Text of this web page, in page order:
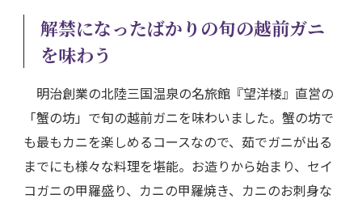
解禁になったばかりの旬の越前ガニ
を味わう
明治創業の北陸三国温泉の名旅館『望洋楼』直営の
「蟹の坊」で旬の越前ガニを味わいました。蟹の坊で
も最もカニを楽しめるコースなので、茹でガニが出る
までにも様々な料理を堪能。お造りから始まり、セイ
コガニの甲羅盛り、カニの甲羅焼き、カニのお刺身な